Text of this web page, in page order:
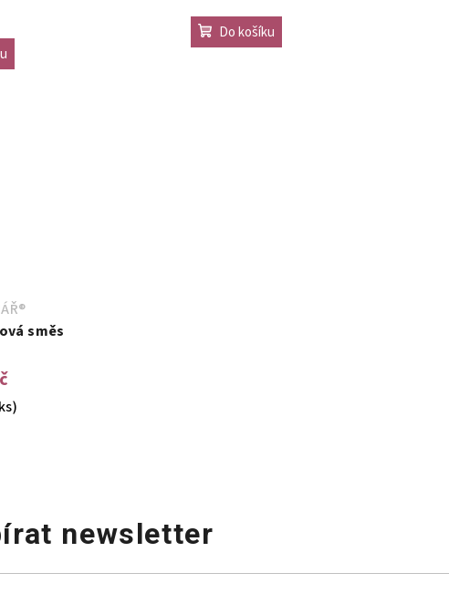
Do košíku
směs
newsletter